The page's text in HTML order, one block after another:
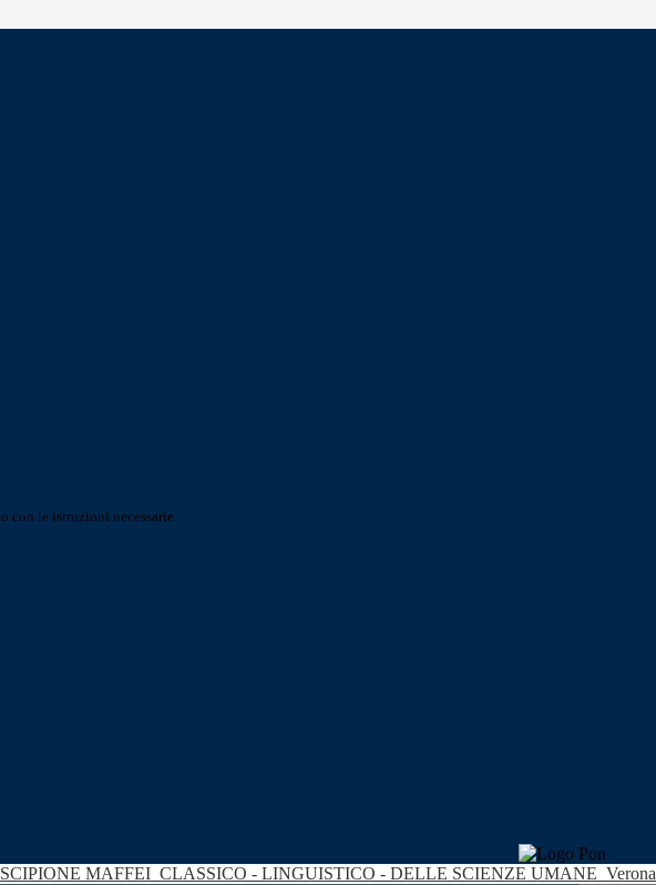
con le istruzioni necessarie.
MAFFEI CLASSICO - LINGUISTICO - DELLE SCIENZE UMANE Verona